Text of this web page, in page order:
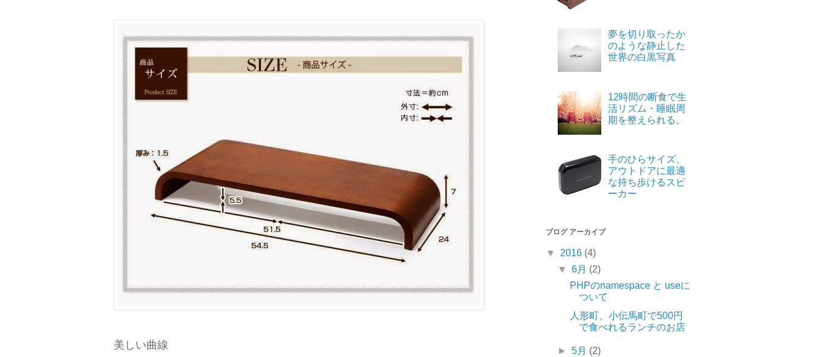
美しい曲線
夢を切り取ったか
のような静止した
世界の白黒写真
12時間の断食で生
活リズム・睡眠周
期を整えられる。
手のひらサイズ、
アウトドアに最適
な持ち歩けるスピ
ーカー
ブログ アーカイブ
▼ 2016 (4)
▼6月 (2)
PHPのnamespace と useに
ついて
人形町、小伝馬町で500円
で食べれるランチのお店
►5月 (2)